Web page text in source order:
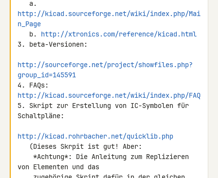
http://kicad.sourceforge.net/wiki/index.php/Mai
n_Page
   b.
http://xtronics.com/reference/kicad.html
3. beta-Versionen:
http://sourceforge.net/project/showfiles.php?
group_id=145591
http://kicad.sourceforge.net/wiki/index.php/FAQ
5. Skript zur Erstellung von IC-Symbolen für
Schaltpläne:
http://kicad.rohrbacher.net/quicklib.php
von Elementen und das